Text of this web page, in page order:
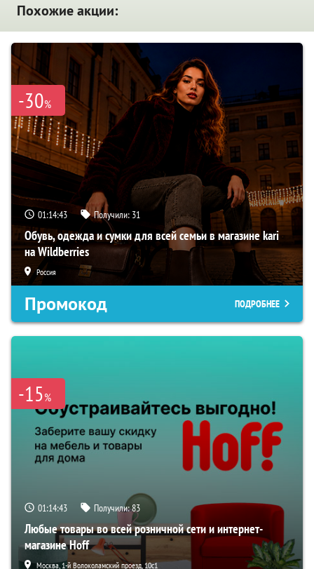
Похожие акции:
-30%
01:14:42 Получили: 31
Обувь, одежда и сумки для всей семьи в магазине kari
на Wildberries
Россия
Промокод ПОДРОБНЕЕ
-15%
01:14:42 Получили:83
Любые товары во всей розничной сети и интернет-
магазине Hoff
Москва, 1-й Волоколамский проезд, 10с1